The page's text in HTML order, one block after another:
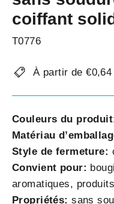
coiffant
T0776
À partir de
Couleurs du
Matériau
Style de fermeture:
Convient pour:
aromatiques,
Propriétés:sans